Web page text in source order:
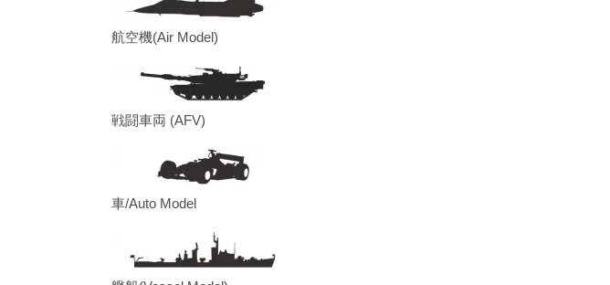
航空機(Air Model)
戦闘車両 (AFV)
車/Auto Model